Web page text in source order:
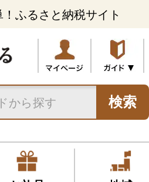
ふるさと納税サイト
検索